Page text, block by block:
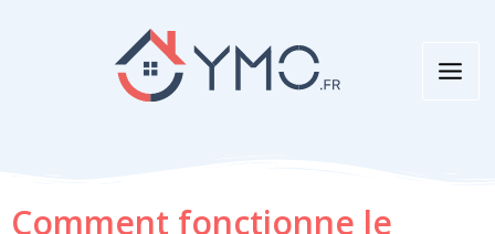
Comment fonctionne le